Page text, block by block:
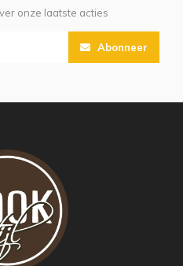
onze laatste acties
Abonneer